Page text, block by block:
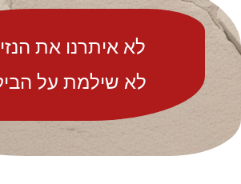
לא איתרנו את
לא שילמת על